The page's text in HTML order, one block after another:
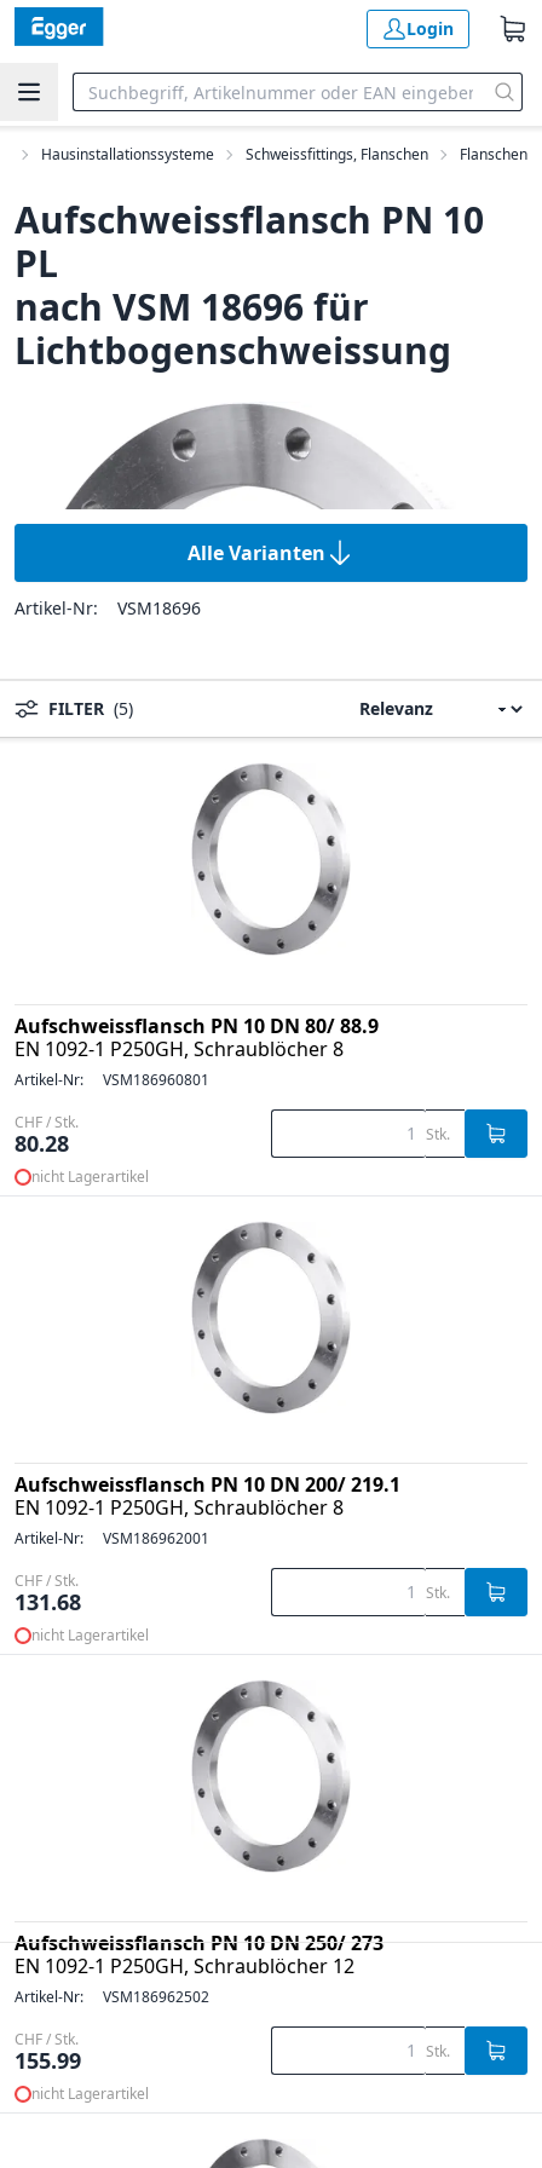
Login
Hausinstallationssysteme Schweissfittings, Flanschen Flanschen
Aufschweissflansch PN 10
PL
nach VSM 18696 für
Lichtbogenschweissung
Alle Varianten
Artikel-Nr: VSM18696
FILTER (5)
Aufschweissflansch PN 10 DN 80/ 88.9
EN 1092-1 P250GH, Schraublöcher 8
Artikel-Nr: VSM186960801
CHF / Stk.
80.28 Stk.
nicht Lagerartikel
Aufschweissflansch PN 10 DN 200/ 219.1
EN 1092-1 P250GH, Schraublöcher 8
Artikel-Nr: VSM186962001
CHF / Stk.
131.68 Stk.
nicht Lagerartikel
Aufschweissflansch PN 10 DN 250/ 273
EN 1092-1 P250GH, Schraublöcher 12
Artikel-Nr: VSM186962502
CHF / Stk.
155.99 Stk.
nicht Lagerartikel